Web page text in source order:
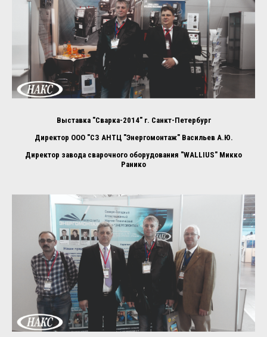
Выставка "Сварка-2014" г. Санкт-Петербург
Директор ООО "СЗ АНТЦ "Энергомонтаж" Васильев А.Ю.
Директор завода сварочного оборудования "WALLIUS" Микко
Ранико